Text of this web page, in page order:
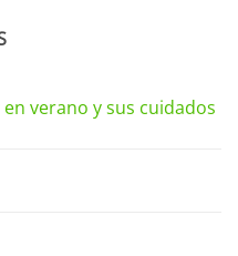
verano y sus cuidados